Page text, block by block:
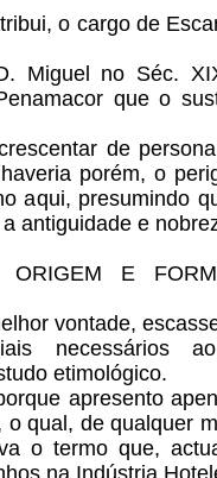
o cargo de
Miguel no Séc.
que o
de
porém, o
aqui, presumindo
antiguidade e
ORIGEM E
vontade,
necessários
etimológico.
apresento
qual, de qualquer
o termo que,
na Indústria